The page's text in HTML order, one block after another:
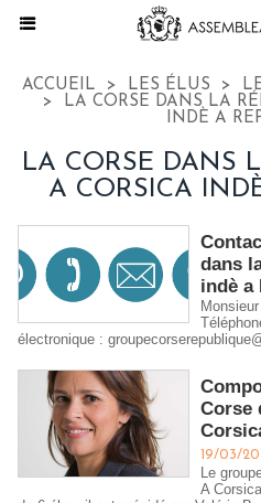
ACCUEIL > LES ÉLUS >
>
LA CORSE DANS LA
INDÈ A
LA CORSE DANS
A CORSICA
dans
indè a
électronique :
Corse
19/03/
Le
A